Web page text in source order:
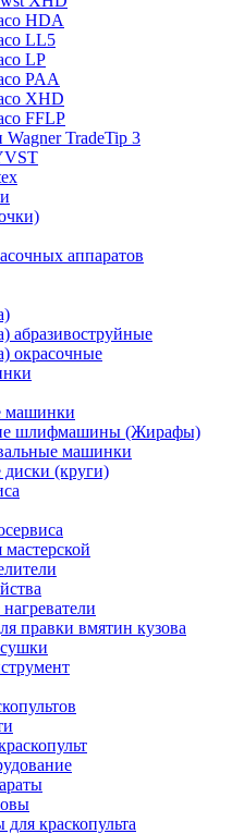
HDA
LL5
LP
PAA
XHD
FFLP
TradeTip 3
аппаратов
абразивоструйные
окрасочные
машинки
шлифмашины (Жирафы)
машинки
(круги)
правки вмятин кузова
краскопульта